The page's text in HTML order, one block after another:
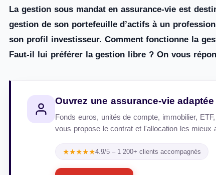
La gestion sous mandat en assurance-vie est
gestion de son portefeuille d’actifs à un
son profil investisseur. Comment fonctionne la
Faut-il lui préférer la gestion libre ? On vous
Ouvrez une assurance-vie
Fonds euros, unités de compte, immobilier,
vous propose le contrat et l'allocation les mieux
★★★★★4.9/5 – 1 200+ clients accompagnés